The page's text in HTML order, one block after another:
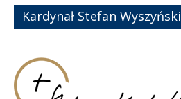
Kardynał Stefan Wyszyński